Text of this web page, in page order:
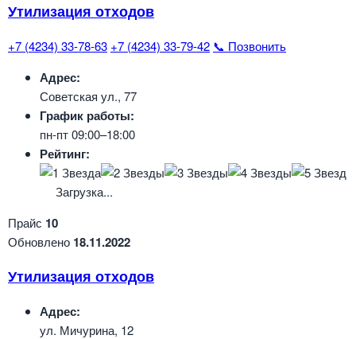
Утилизация отходов
+7 (4234) 33-78-63 +7 (4234) 33-79-42 📞 Позвонить
Адрес:
Советская ул., 77
График работы:
пн-пт 09:00–18:00
Рейтинг:
Загрузка...
Прайс 10
Обновлено 18.11.2022
Утилизация отходов
Адрес:
ул. Мичурина, 12